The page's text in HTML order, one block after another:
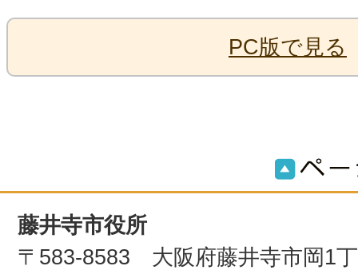
PC版で見る
藤井寺市役所
〒583-8583 大阪府藤井寺市岡1